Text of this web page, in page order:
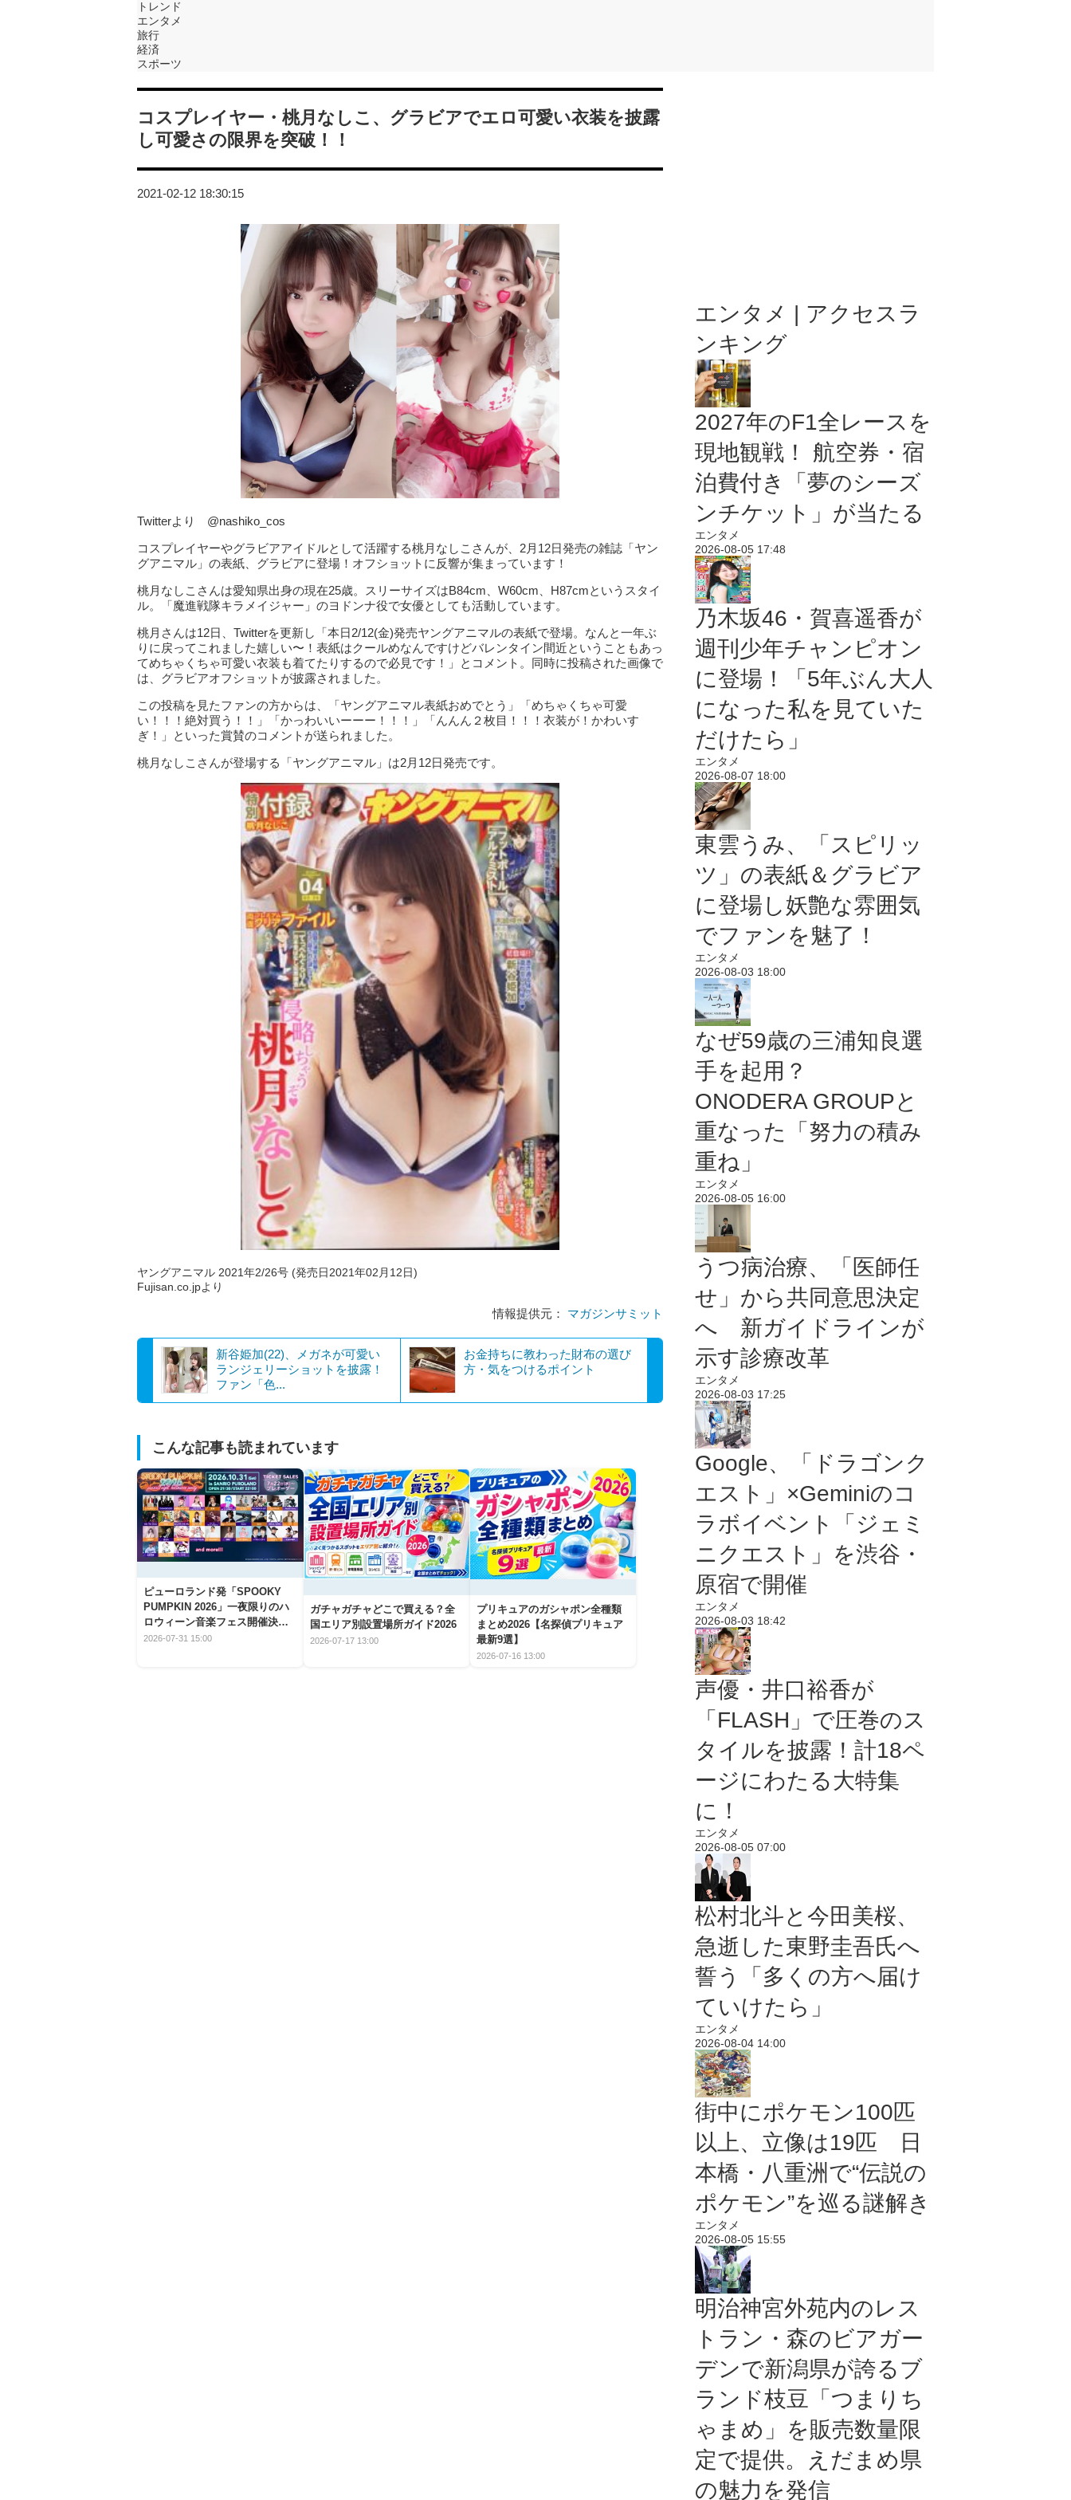
トレンド
エンタメ
旅行
経済
スポーツ
コスプレイヤー・桃月なしこ、グラビアでエロ可愛い衣装を披露
し可愛さの限界を突破！！
2021-02-12 18:30:15
Twitterより @nashiko_cos
コスプレイヤーやグラビアアイドルとして活躍する桃月なしこさんが、2月12日発売の雑誌「ヤン
グアニマル」の表紙、グラビアに登場！オフショットに反響が集まっています！
桃月なしこさんは愛知県出身の現在25歳。スリーサイズはB84cm、W60cm、H87cmというスタイ
ル。「魔進戦隊キラメイジャー」のヨドンナ役で女優としても活動しています。
桃月さんは12日、Twitterを更新し「本日2/12(金)発売ヤングアニマルの表紙で登場。なんと一年ぶ
りに戻ってこれました嬉しい〜！表紙はクールめなんですけどバレンタイン間近ということもあっ
てめちゃくちゃ可愛い衣装も着てたりするので必見です！」とコメント。同時に投稿された画像で
は、グラビアオフショットが披露されました。
この投稿を見たファンの方からは、「ヤングアニマル表紙おめでとう」「めちゃくちゃ可愛
い！！！絶対買う！！」「かっわいいーーー！！！」「んんん２枚目！！！衣装が！かわいす
ぎ！」といった賞賛のコメントが送られました。
桃月なしこさんが登場する「ヤングアニマル」は2月12日発売です。
ヤングアニマル 2021年2/26号 (発売日2021年02月12日)
Fujisan.co.jpより
情報提供元： マガジンサミット
新谷姫加(22)、メガネが可愛い
ランジェリーショットを披露！
ファン「色...
お金持ちに教わった財布の選び
方・気をつけるポイント
こんな記事も読まれています
ピューロランド発「SPOOKY
PUMPKIN 2026」一夜限りのハ
ロウィーン音楽フェス開催決
定！
2026-07-31 15:00
ガチャガチャどこで買える？全
国エリア別設置場所ガイド2026
2026-07-17 13:00
プリキュアのガシャポン全種類
まとめ2026【名探偵プリキュア
最新9選】
2026-07-16 13:00
エンタメ | アクセスラ
ンキング
2027年のF1全レースを
現地観戦！ 航空券・宿
泊費付き「夢のシーズ
ンチケット」が当たる
エンタメ
2026-08-05 17:48
乃木坂46・賀喜遥香が
週刊少年チャンピオン
に登場！「5年ぶん大人
になった私を見ていた
だけたら」
エンタメ
2026-08-07 18:00
東雲うみ、「スピリッ
ツ」の表紙＆グラビア
に登場し妖艶な雰囲気
でファンを魅了！
エンタメ
2026-08-03 18:00
なぜ59歳の三浦知良選
手を起用？
ONODERA GROUPと
重なった「努力の積み
重ね」
エンタメ
2026-08-05 16:00
うつ病治療、「医師任
せ」から共同意思決定
へ 新ガイドラインが
示す診療改革
エンタメ
2026-08-03 17:25
Google、「ドラゴンク
エスト」×Geminiのコ
ラボイベント「ジェミ
ニクエスト」を渋谷・
原宿で開催
エンタメ
2026-08-03 18:42
声優・井口裕香が
「FLASH」で圧巻のス
タイルを披露！計18ペ
ージにわたる大特集
に！
エンタメ
2026-08-05 07:00
松村北斗と今田美桜、
急逝した東野圭吾氏へ
誓う「多くの方へ届け
ていけたら」
エンタメ
2026-08-04 14:00
街中にポケモン100匹
以上、立像は19匹 日
本橋・八重洲で“伝説の
ポケモン”を巡る謎解き
エンタメ
2026-08-05 15:55
明治神宮外苑内のレス
トラン・森のビアガー
デンで新潟県が誇るブ
ランド枝豆「つまりち
ゃまめ」を販売数量限
定で提供。えだまめ県
の魅力を発信